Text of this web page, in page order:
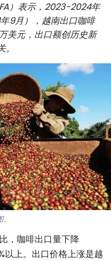
）表示，2023-2024年
9月），越南出口咖啡
美元，出口额创历史新
，咖啡出口量下降
以上。出口价格上涨是越